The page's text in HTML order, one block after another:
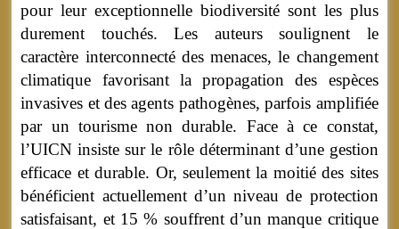
pour leur exceptionnelle biodiversité sont les plus
durement touchés. Les auteurs soulignent le
caractère interconnecté des menaces, le changement
climatique favorisant la propagation des espèces
invasives et des agents pathogènes, parfois amplifiée
par un tourisme non durable. Face à ce constat,
l’UICN insiste sur le rôle déterminant d’une gestion
efficace et durable. Or, seulement la moitié des sites
bénéficient actuellement d’un niveau de protection
satisfaisant, et 15 % souffrent d’un manque critique